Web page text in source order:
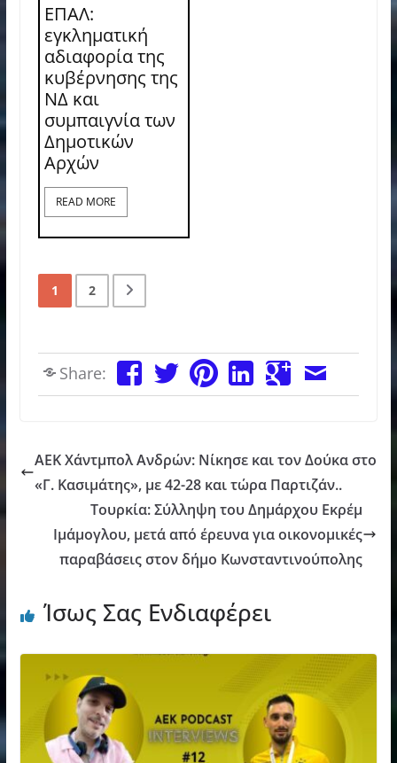
ΕΠΑΛ:
εγκληματική
αδιαφορία της
κυβέρνησης της
ΝΔ και
συμπαιγνία των
Δημοτικών
Αρχών
READ MORE
1 2
Share:
AEK Χάντμπολ Ανδρών: Nίκησε και τον Δούκα στο
«Γ. Κασιμάτης», με 42-28 και τώρα Παρτιζάν..
Τουρκία: Σύλληψη του Δημάρχου Εκρέμ
Ιμάμογλου, μετά από έρευνα για οικονομικές
παραβάσεις στον δήμο Κωνσταντινούπολης
Ίσως Σας Ενδιαφέρει